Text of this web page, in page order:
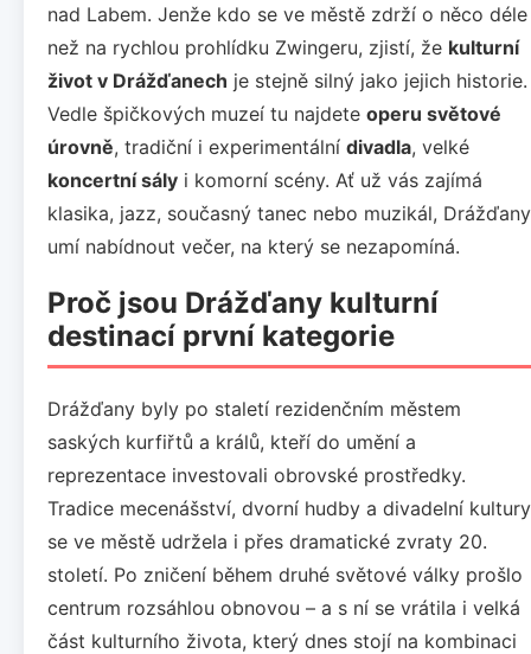
nad Labem. Jenže kdo se ve městě zdrží o něco déle
než na rychlou prohlídku Zwingeru, zjistí, že kulturní
život v Drážďanech je stejně silný jako jejich historie.
Vedle špičkových muzeí tu najdete operu světové
úrovně, tradiční i experimentální divadla, velké
koncertní sály i komorní scény. Ať už vás zajímá
klasika, jazz, současný tanec nebo muzikál, Drážďany
umí nabídnout večer, na který se nezapomíná.
Proč jsou Drážďany kulturní
destinací první kategorie
Drážďany byly po staletí rezidenčním městem
saských kurfiřtů a králů, kteří do umění a
reprezentace investovali obrovské prostředky.
Tradice mecenášství, dvorní hudby a divadelní kultury
se ve městě udržela i přes dramatické zvraty 20.
století. Po zničení během druhé světové války prošlo
centrum rozsáhlou obnovou – a s ní se vrátila i velká
část kulturního života, který dnes stojí na kombinaci